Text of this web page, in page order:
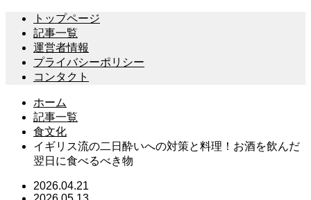
トップページ
記事一覧
運営者情報
プライバシーポリシー
コンタクト
ホーム
記事一覧
食文化
イギリス流の二日酔いへの対策と料理！お酒を飲んだ
翌日に食べるべき物
2026.04.21